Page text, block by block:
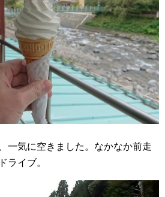
一気に空きました。なかなか前走
ライブ。